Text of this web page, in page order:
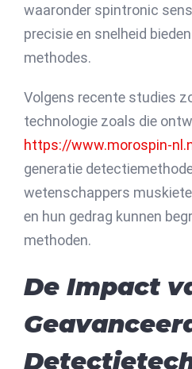
waaronder spintronic
precisie en snelheid
methodes.
Volgens recente studies
technologie zoals die
https://www.morospin-
generatie
wetenschappers
en hun gedrag kunnen
methoden.
De Impact